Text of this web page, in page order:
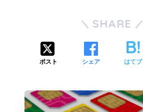
SHARE
ポスト シェア はてブ